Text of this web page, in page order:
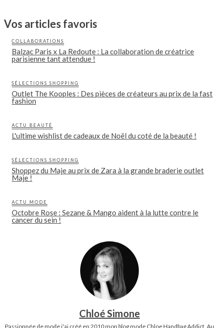
Vos articles favoris
COLLABORATIONS
Balzac Paris x La Redoute : La collaboration de créatrice
parisienne tant attendue !
SÉLECTIONS SHOPPING
Outlet The Kooples : Des pièces de créateurs au prix de la fast
fashion
ACTU BEAUTÉ
L'ultime wishlist de cadeaux de Noël du coté de la beauté !
SÉLECTIONS SHOPPING
Shoppez du Maje au prix de Zara à la grande braderie outlet
Maje !
ACTU MODE
Octobre Rose : Sezane & Mango aident à la lutte contre le
cancer du sein !
Chloé Simone
Passionnée de mode j'ai créé en 2010 mon blog mode Chloe Handbag Addict. Au